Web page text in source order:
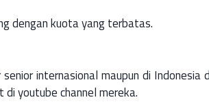
dengan kuota yang terbatas.
internasional maupun di Indonesia
youtube channel mereka.